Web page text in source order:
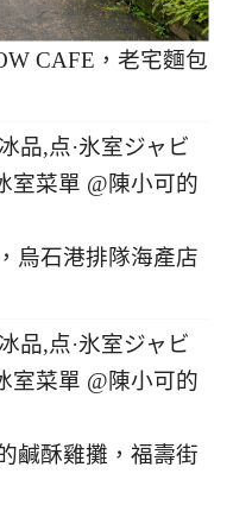
CAFE，老宅麵包
烏石港排隊海產店
鹹酥雞攤，福壽街